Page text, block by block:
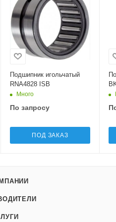
Подшипник игольчатый
RNA4828 ISB
Много
По запросу
ПОД ЗАКАЗ